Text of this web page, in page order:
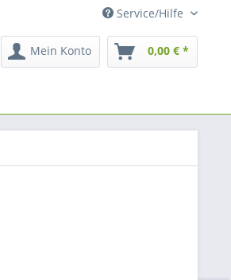
Service/Hilfe
Mein Konto 0,00 € *